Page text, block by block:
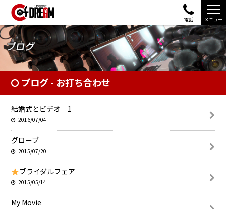
電話 メニュー
ブログ - お打ち合わせ
結婚式とビデオ 1
2016/07/04
グローブ
2015/07/20
ブライダルフェア
2015/05/14
My Movie